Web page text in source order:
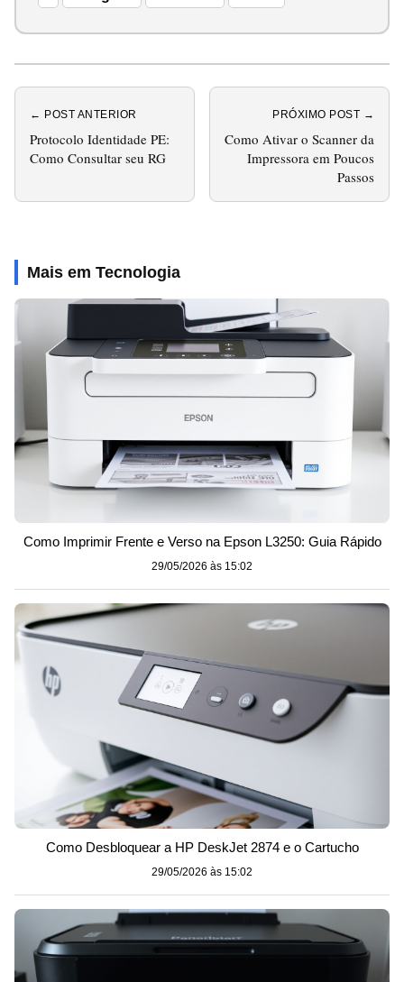
← POST ANTERIOR
Protocolo Identidade PE:
Como Consultar seu RG
PRÓXIMO POST →
Como Ativar o Scanner da
Impressora em Poucos
Passos
Mais em Tecnologia
Como Imprimir Frente e Verso na Epson L3250: Guia Rápido
29/05/2026 às 15:02
Como Desbloquear a HP DeskJet 2874 e o Cartucho
29/05/2026 às 15:02